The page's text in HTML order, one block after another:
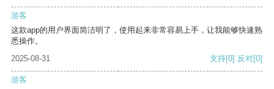
游客
这款app的用户界面简洁明了，使用起来非常容易上手，让我能够快速熟
悉操作。
2025-08-31
支持[0] 反对[0]
游客